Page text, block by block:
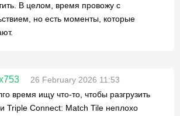
В целом, время провожу с
но есть моменты, которые
26 February 2026 11:53
время ищу что-то, чтобы разгрузить
и Triple Connect: Match Tile неплохо